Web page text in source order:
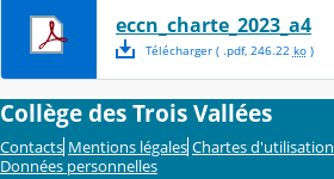
eccn_charte_2023_a4
Télécharger( .pdf, 246.22 ko)
Collège des Trois Vallées
Contacts Mentions légales Chartes d'utilisation
Données personnelles